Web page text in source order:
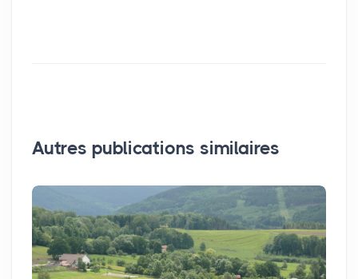
Autres publications similaires